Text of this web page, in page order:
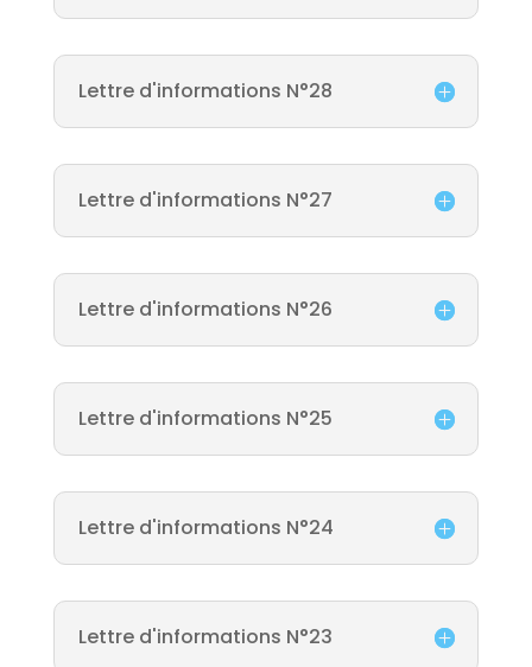
Lettre d'informations N°28
Lettre d'informations N°27
Lettre d'informations N°26
Lettre d'informations N°25
Lettre d'informations N°24
Lettre d'informations N°23